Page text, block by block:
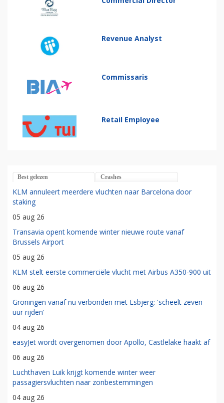
Revenue Analyst
Commissaris
Retail Employee
Best gelezen Crashes
KLM annuleert meerdere vluchten naar Barcelona door
staking
05 aug 26
Transavia opent komende winter nieuwe route vanaf
Brussels Airport
05 aug 26
KLM stelt eerste commerciële vlucht met Airbus A350-900 uit
06 aug 26
Groningen vanaf nu verbonden met Esbjerg: 'scheelt zeven
uur rijden'
04 aug 26
easyJet wordt overgenomen door Apollo, Castlelake haakt af
06 aug 26
Luchthaven Luik krijgt komende winter weer
passagiersvluchten naar zonbestemmingen
04 aug 26